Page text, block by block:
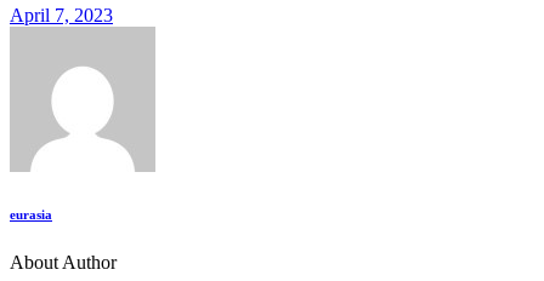
April 7, 2023
eurasia
About Author